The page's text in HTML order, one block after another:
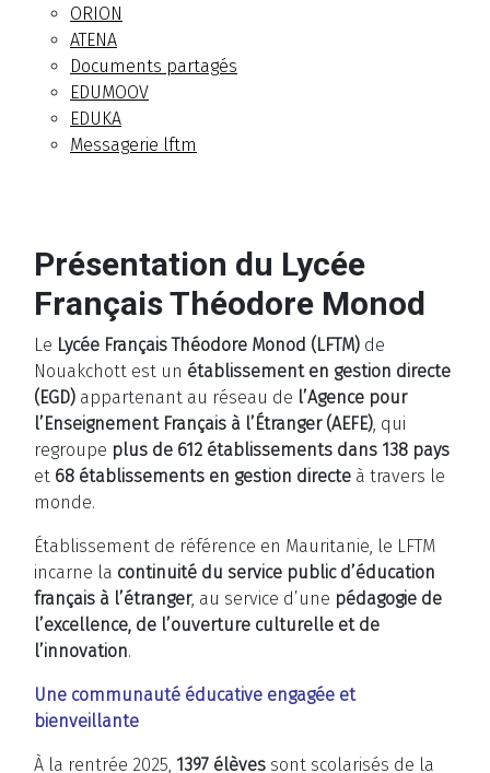
ORION
ATENA
Documents partagés
EDUMOOV
EDUKA
Messagerie lftm
Présentation du Lycée
Français Théodore Monod
Le Lycée Français Théodore Monod (LFTM) de
Nouakchott est un établissement en gestion directe
(EGD) appartenant au réseau de l’Agence pour
l’Enseignement Français à l’Étranger (AEFE), qui
regroupe plus de 612 établissements dans 138 pays
et 68 établissements en gestion directe à travers le
monde.
Établissement de référence en Mauritanie, le LFTM
incarne la continuité du service public d’éducation
français à l’étranger, au service d’une pédagogie de
l’excellence, de l’ouverture culturelle et de
l’innovation.
Une communauté éducative engagée et
bienveillante
À la rentrée 2025, 1397 élèves sont scolarisés de la